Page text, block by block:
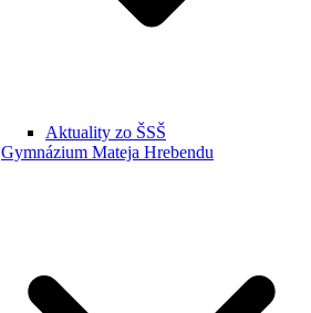
Aktuality zo ŠSŠ
Gymnázium Mateja Hrebendu